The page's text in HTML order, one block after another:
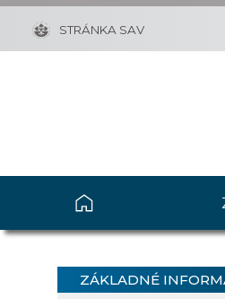
STRÁNKA SAV
ZÁKLADNÉ